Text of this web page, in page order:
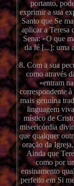
portanto,
exprimir a sua
Santo que Se
aplicar a Teresa
Sena: «O que
da fé [...]: uma
8. Com a sua
como através
«entram
correspondente
mais genuína
linguagem
místico de
misericórdia
que qualquer
oração da
Ainda que
como por
ensinamento
perfeito em Si